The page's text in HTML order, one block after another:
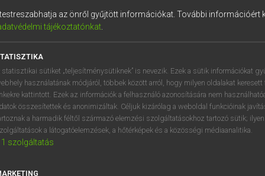
egyetemes nagyszótár
VAN ELŐFIZETÉSED?
megtekintéséhez.
az önről gyűjtött információkat. További információért
tájékoztatónkat.
statisztikai sütiket „teljesítménysütiknek” is nevezik. Ezek a sütik információkat
használatának módjáról, többek között arról, hogy milyen oldalakat keresett
kattintott. Ezek az információk a felhasználó azonosítására nem
összesítettek és anonimizáltak. Céljuk kizárólag a weboldal funkcióinak
a harmadik féltől származó elemzési szolgáltatásokhoz tartozó sütik;
a látogatóelemzések, a hőtérképek és a közösségi médiaanalitika.
1 szolgáltatás
DE CN FR ES IT NL
1 2 3 4 5 6 7 8 9
q w e r t z u i
a s d f g h j k l é
í y x c v b n m , .